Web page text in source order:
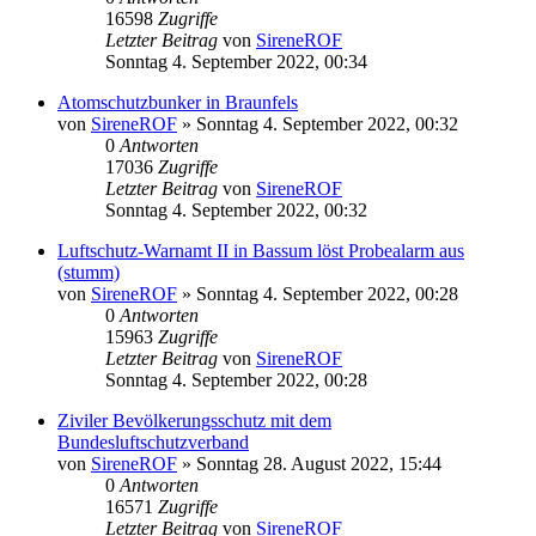
16598 Zugriffe
Letzter Beitrag von SireneROF
Sonntag 4. September 2022, 00:34
Atomschutzbunker in Braunfels
von SireneROF » Sonntag 4. September 2022, 00:32
0 Antworten
17036 Zugriffe
Letzter Beitrag von SireneROF
Sonntag 4. September 2022, 00:32
Luftschutz-Warnamt II in Bassum löst Probealarm aus
(stumm)
von SireneROF » Sonntag 4. September 2022, 00:28
0 Antworten
15963 Zugriffe
Letzter Beitrag von SireneROF
Sonntag 4. September 2022, 00:28
Ziviler Bevölkerungsschutz mit dem
Bundesluftschutzverband
von SireneROF » Sonntag 28. August 2022, 15:44
0 Antworten
16571 Zugriffe
Letzter Beitrag von SireneROF